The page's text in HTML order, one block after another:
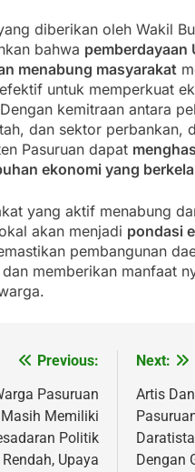
diberikan oleh Wakil
bahwa pemberdayaan
menabung masyarakat
untuk memperkuat
kemitraan antara
dan sektor perbankan,
Pasuruan dapat
ekonomi yang
yang aktif menabung
akan menjadi pondasi
pembangunan
memberikan manfaat
Previous:
Pasuruan
Masih Memiliki
Politik
Upaya
Next:
Artis
Dengan